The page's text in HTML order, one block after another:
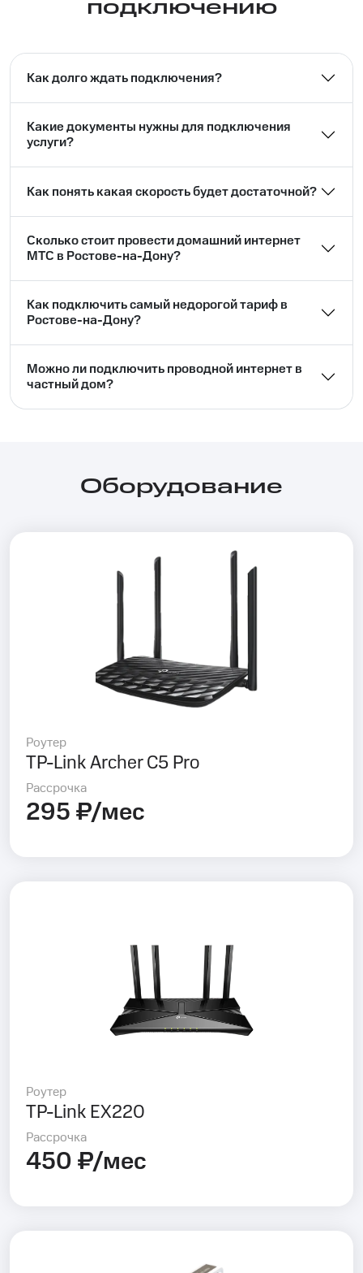
подключению
Как долго ждать подключения?
Какие документы нужны для подключения
услуги?
Как понять какая скорость будет достаточной?
Сколько стоит провести домашний интернет
МТС в Ростове-на-Дону?
Как подключить самый недорогой тариф в
Ростове-на-Дону?
Можно ли подключить проводной интернет в
частный дом?⁣⁣
Оборудование
Роутер
TP-Link Archer C5 Pro
Рассрочка
295 ₽/мес
Роутер
TP-Link EX220
Рассрочка
450 ₽/мес